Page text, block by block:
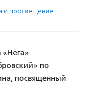
и просвещение
«Нега»
по
посвященный